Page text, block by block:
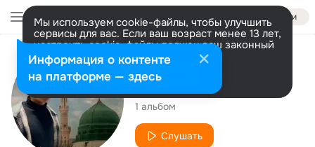
Войти
Мы используем cookie-файлы, чтобы улучшить
сервисы для вас. Если ваш возраст менее 13 лет,
настроить cookie-файлы должен ваш законный
представитель. Больше информации
Разрешить все Настроить
Исполнитель
Bassem Mohamed
1 альбом
Слушать
Информация о контенте
на платформе — здесь